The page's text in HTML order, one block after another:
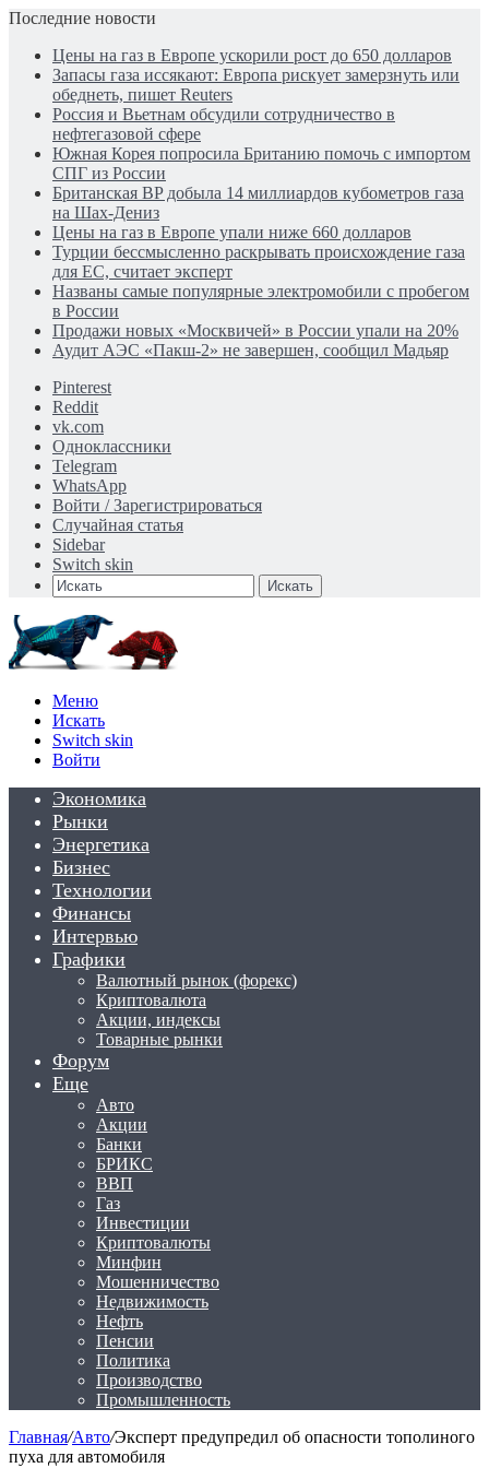
Последние новости
Цены на газ в Европе ускорили рост до 650 долларов
Запасы газа иссякают: Европа рискует замерзнуть или
обеднеть, пишет Reuters
Россия и Вьетнам обсудили сотрудничество в
нефтегазовой сфере
Южная Корея попросила Британию помочь с импортом
СПГ из России
Британская BP добыла 14 миллиардов кубометров газа
на Шах-Дениз
Цены на газ в Европе упали ниже 660 долларов
Турции бессмысленно раскрывать происхождение газа
для ЕС, считает эксперт
Названы самые популярные электромобили с пробегом
в России
Продажи новых «Москвичей» в России упали на 20%
Аудит АЭС «Пакш-2» не завершен, сообщил Мадьяр
Pinterest
Reddit
vk.com
Одноклассники
Telegram
WhatsApp
Войти / Зарегистрироваться
Случайная статья
Sidebar
Switch skin
Искать
Меню
Искать
Switch skin
Войти
Экономика
Рынки
Энергетика
Бизнес
Технологии
Финансы
Интервью
Графики
Валютный рынок (форекс)
Криптовалюта
Акции, индексы
Товарные рынки
Форум
Еще
Авто
Акции
Банки
БРИКС
ВВП
Газ
Инвестиции
Криптовалюты
Минфин
Мошенничество
Недвижимость
Нефть
Пенсии
Политика
Производство
Промышленность
Главная/Авто/Эксперт предупредил об опасности тополиного
пуха для автомобиля